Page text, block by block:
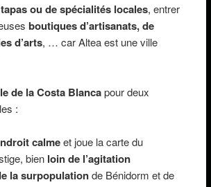
ou de spécialités locales, entrer
boutiques d’artisanats, de
d’arts, … car Altea est une ville
de la Costa Blancapour deux
:
calmeet joue la carte du
bien loin de l’agitation
la surpopulationde Bénidorm et de